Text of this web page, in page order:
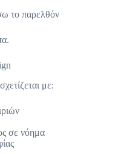
το παρελθόν
με:
σε νόημα